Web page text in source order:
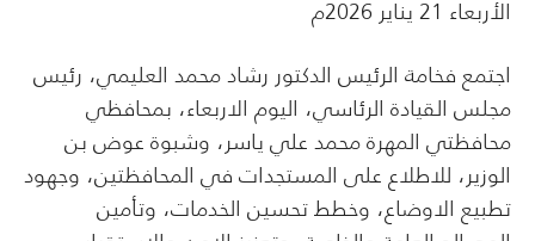
الأربعاء 21 يناير 2026م
اجتمع فخامة الرئيس الدكتور رشاد محمد العليمي، رئيس
مجلس القيادة الرئاسي، اليوم الاربعاء، بمحافظي
محافظتي المهرة محمد علي ياسر، وشبوة عوض بن
الوزير، للاطلاع على المستجدات في المحافظتين، وجهود
تطبيع الاوضاع، وخطط تحسين الخدمات، وتأمين